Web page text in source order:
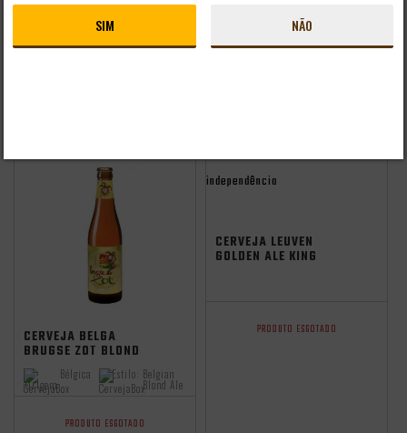
PACK 2 CERVEJAS CERVEJA BELGA
CERVEJA BELGA
BRUGSE ZOT BLOND
330ML
Origem:
Bélgica Estilo: Belgian
Blond Ale
PRODUTO ESGOTADO
independência
CERVEJA LEUVEN
GOLDEN ALE KING
PRODUTO ESGOTADO
SIM NÃO